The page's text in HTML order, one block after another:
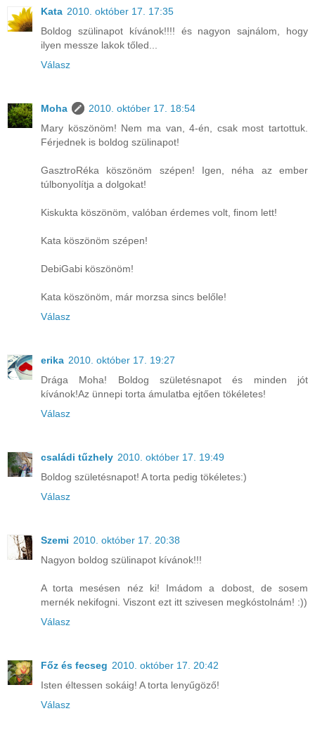
Kata 2010. október 17. 17:35
Boldog szülinapot kívánok!!!! és nagyon sajnálom, hogy
ilyen messze lakok tőled...
Válasz
Moha
2010. október 17. 18:54
Mary köszönöm! Nem ma van, 4-én, csak most tartottuk.
Férjednek is boldog szülinapot!
GasztroRéka köszönöm szépen! Igen, néha az ember
túlbonyolítja a dolgokat!
Kiskukta köszönöm, valóban érdemes volt, finom lett!
Kata köszönöm szépen!
DebiGabi köszönöm!
Kata köszönöm, már morzsa sincs belőle!
Válasz
erika 2010. október 17. 19:27
Drága Moha! Boldog születésnapot és minden jót
kívánok!Az ünnepi torta ámulatba ejtően tökéletes!
Válasz
családi tűzhely 2010. október 17. 19:49
Boldog születésnapot! A torta pedig tökéletes:)
Válasz
Szemi 2010. október 17. 20:38
Nagyon boldog szülinapot kívánok!!!
A torta mesésen néz ki! Imádom a dobost, de sosem
mernék nekifogni. Viszont ezt itt szivesen megkóstolnám! :))
Válasz
Főz és fecseg 2010. október 17. 20:42
Isten éltessen sokáig! A torta lenyűgöző!
Válasz